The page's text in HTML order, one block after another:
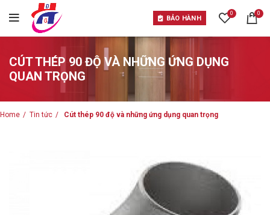
BẢO HÀNH
0 0
CÚT THÉP 90 ĐỘ VÀ NHỮNG ỨNG DỤNG
QUAN TRỌNG
Home Tin tức Cút thép 90 độ và những ứng dụng quan trọng